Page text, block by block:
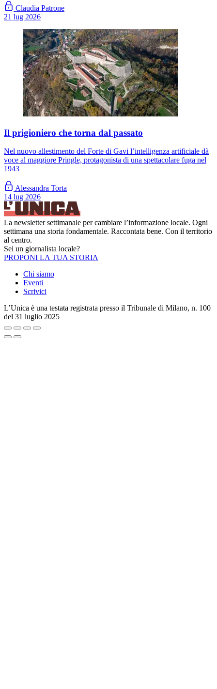
Claudia Patrone
21 lug 2026
Il prigioniero che torna dal passato
Nel nuovo allestimento del Forte di Gavi l’intelligenza artificiale dà
voce al maggiore Pringle, protagonista di una spettacolare fuga nel
1943
Alessandra Torta
14 lug 2026
La newsletter settimanale per cambiare l’informazione locale. Ogni
settimana una storia fondamentale. Raccontata bene. Con il territorio
al centro.
Sei un giornalista locale?
PROPONI LA TUA STORIA
Chi siamo
Eventi
Scrivici
L’Unica è una testata registrata presso il Tribunale di Milano, n. 100
del 31 luglio 2025